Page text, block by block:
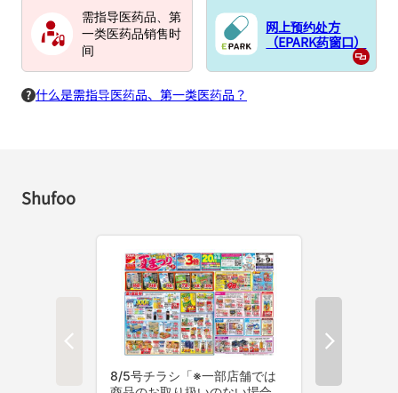
需指导医药品、第
一类医药品销售时
间
网上预约处方
（EPARK药窗口）
什么是需指导医药品、第一类医药品？
Shufoo